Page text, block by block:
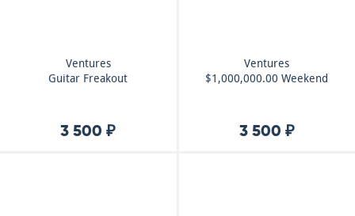
Ventures
Guitar Freakout
3 500 ₽
Ventures
$1,000,000.00 Weekend
3 500 ₽